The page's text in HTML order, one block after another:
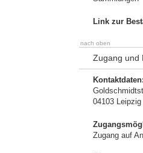
Link zur
nach oben
Zugang und
Kontaktdaten:
04103 Leipzig
Zugang auf